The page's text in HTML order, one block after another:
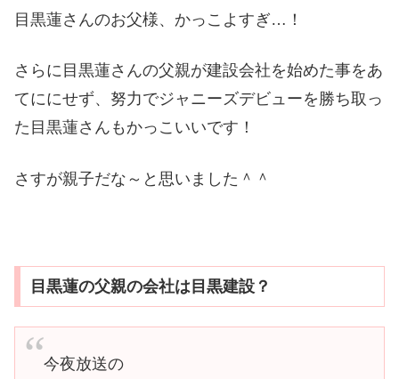
目黒蓮さんのお父様、かっこよすぎ…！
さらに目黒蓮さんの父親が建設会社を始めた事をあ
てににせず、努力でジャニーズデビューを勝ち取っ
た目黒蓮さんもかっこいいです！
さすが親子だな～と思いました＾＾
目黒蓮の父親の会社は目黒建設？
今夜放送の